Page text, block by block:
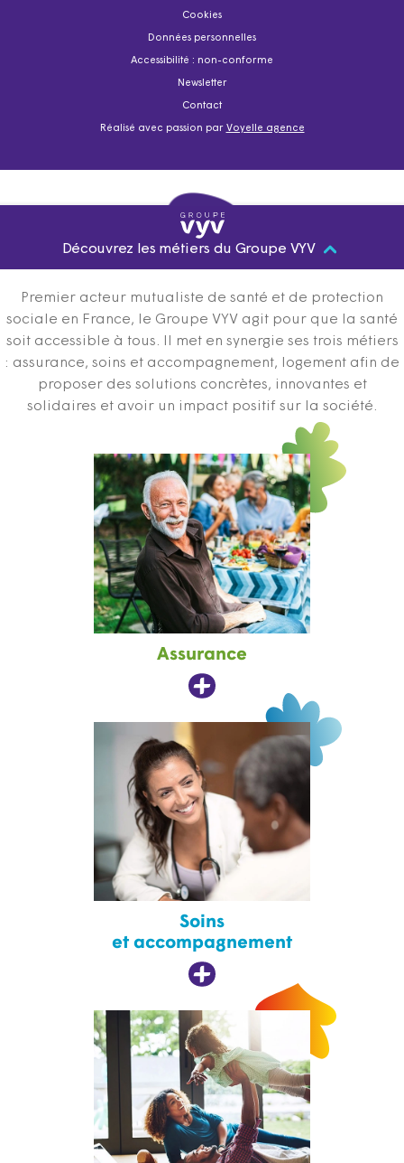
Cookies
Données personnelles
Accessibilité : non-conforme
Newsletter
Contact
Réalisé avec passion par Voyelle agence
Découvrez les métiers du Groupe VYV
Premier acteur mutualiste de santé et de protection
sociale en France, le Groupe VYV agit pour que la santé
soit accessible à tous. Il met en synergie ses trois métiers
: assurance, soins et accompagnement, logement afin de
proposer des solutions concrètes, innovantes et
solidaires et avoir un impact positif sur la société.
Assurance
Soins
et accompagnement